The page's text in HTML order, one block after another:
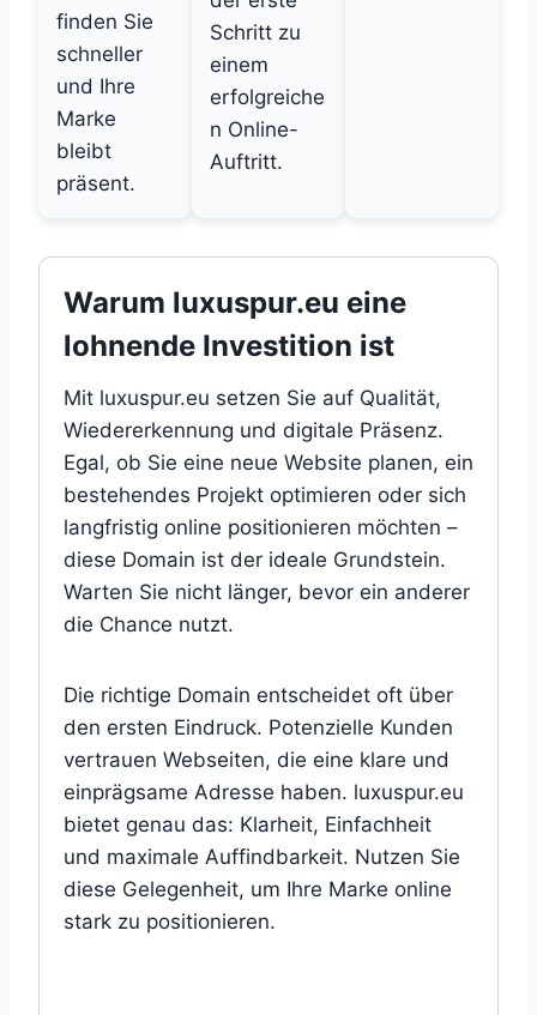
finden Sie
schneller
und Ihre
Marke
bleibt
präsent.
Schritt zu
einem
erfolgreiche
n Online-
Auftritt.
Warum luxuspur.eu eine
lohnende Investition ist
Mit luxuspur.eu setzen Sie auf Qualität,
Wiedererkennung und digitale Präsenz.
Egal, ob Sie eine neue Website planen, ein
bestehendes Projekt optimieren oder sich
langfristig online positionieren möchten –
diese Domain ist der ideale Grundstein.
Warten Sie nicht länger, bevor ein anderer
die Chance nutzt.
Die richtige Domain entscheidet oft über
den ersten Eindruck. Potenzielle Kunden
vertrauen Webseiten, die eine klare und
einprägsame Adresse haben. luxuspur.eu
bietet genau das: Klarheit, Einfachheit
und maximale Auffindbarkeit. Nutzen Sie
diese Gelegenheit, um Ihre Marke online
stark zu positionieren.